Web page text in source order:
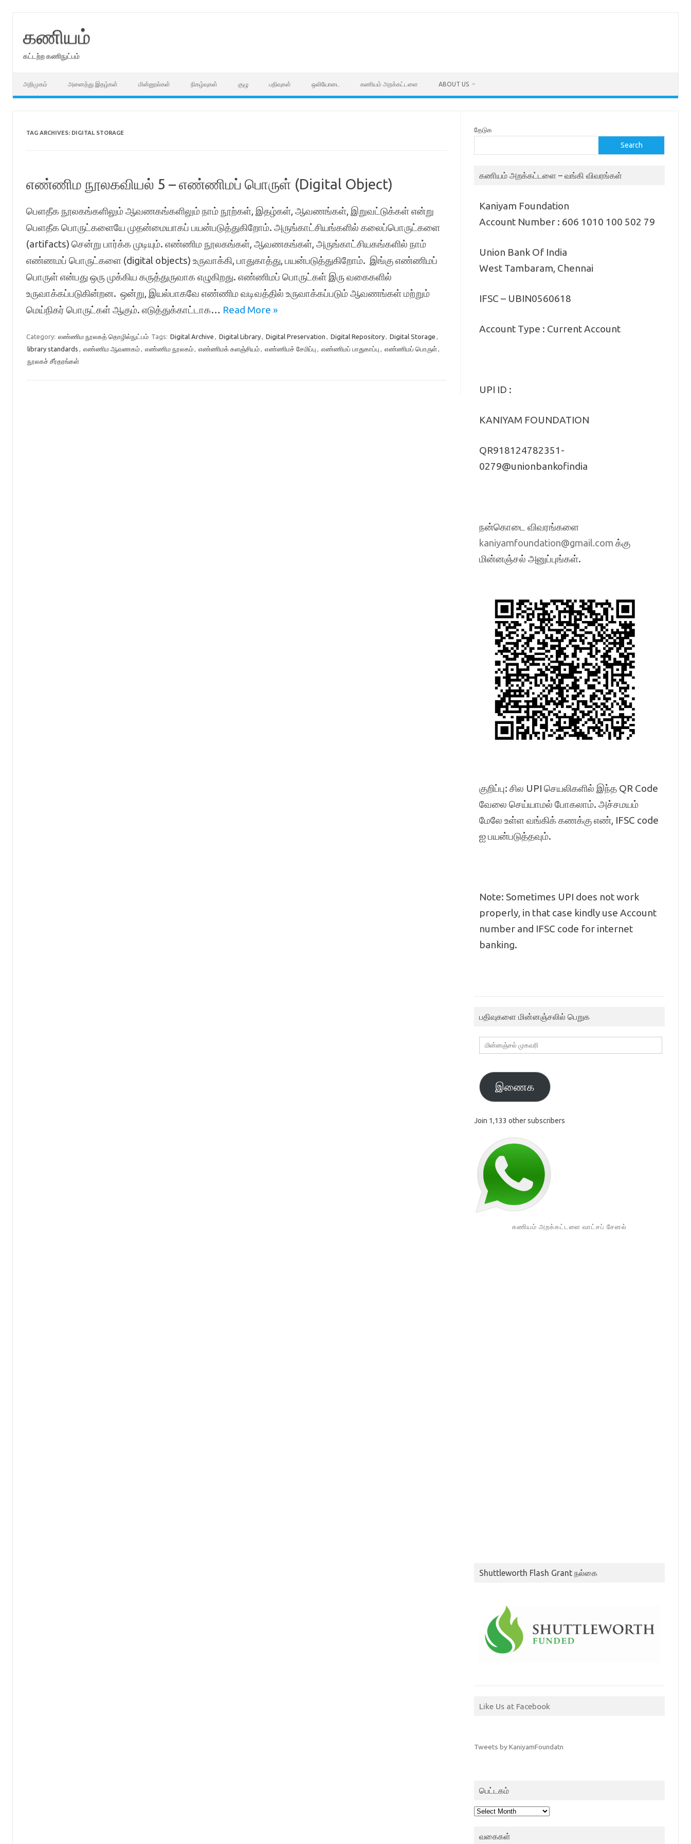
கணியம்
கட்டற்ற கணிநுட்பம்
அறிமுகம் அனைத்து இதழ்கள் மின்னூல்கள் நிகழ்வுகள் குழு பதிவுகள் ஒலியோடை கணியம் அறக்கட்டளை ABOUT US
TAG ARCHIVES: DIGITAL STORAGE
எண்ணிம நூலகவியல் 5 – எண்ணிமப் பொருள் (Digital Object)
பெளதீக நூலகங்களிலும் ஆவணகங்களிலும் நாம் நூற்கள், இதழ்கள், ஆவணங்கள், இறுவட்டுக்கள் என்று
பெளதீக பொருட்களையே முதன்மையாகப் பயன்படுத்துகிறோம். அருங்காட்சியங்களில் கலைப்பொருட்களை
(artifacts) சென்று பார்க்க முடியும். எண்ணிம நூலகங்கள், ஆவணகங்கள், அருங்காட்சியகங்களில் நாம்
எண்ணமப் பொருட்களை (digital objects) உருவாக்கி, பாதுகாத்து, பயன்படுத்துகிறோம். இங்கு எண்ணிமப்
பொருள் என்பது ஒரு முக்கிய கருத்துருவாக எழுகிறது. எண்ணிமப் பொருட்கள் இரு வகைகளில்
உருவாக்கப்படுகின்றன. ஒன்று, இயல்பாகவே எண்ணிம வடிவத்தில் உருவாக்கப்படும் ஆவணங்கள் மற்றும்
மெய்நிகர் பொருட்கள் ஆகும். எடுத்துக்காட்டாக… Read More »
Category: எண்ணிம நூலகத் தொழில்நுட்பம் Tags: Digital Archive , Digital Library, Digital Preservation , Digital Repository, Digital Storage ,
library standards , எண்ணிம ஆவணகம், எண்ணிம நூலகம், எண்ணிமக் களஞ்சியம், எண்ணிமச் சேமிப்பு , எண்ணிமப் பாதுகாப்பு , எண்ணிமப் பொருள்,
நூலகச் சீர்தரங்கள்
தேடுக
Search
கணியம் அறக்கட்டளை – வங்கி விவரங்கள்
Kaniyam Foundation
Account Number : 606 1010 100 502 79
Union Bank Of India
West Tambaram, Chennai
IFSC – UBIN0560618
Account Type : Current Account
UPI ID :
KANIYAM FOUNDATION
QR918124782351-
0279@unionbankofindia
நன்கொடை விவரங்களை
kaniyamfoundation@gmail.com க்கு
மின்னஞ்சல் அனுப்புங்கள்.
குறிப்பு: சில UPI செயலிகளில் இந்த QR Code
வேலை செய்யாமல் போகலாம். அச்சமயம்
மேலே உள்ள வங்கிக் கணக்கு எண், IFSC code
ஐ பயன்படுத்தவும்.
Note: Sometimes UPI does not work
properly, in that case kindly use Account
number and IFSC code for internet
banking.
பதிவுகளை மின்னஞ்சலில் பெறுக
மின்னஞ்சல்
முகவரி
இணைக
Join 1,133 other subscribers
கணியம் அறக்கட்டளை வாட்சப் சேனல்
Shuttleworth Flash Grant நல்கை
Like Us at Facebook
Tweets by KaniyamFoundatn
பெட்டகம்
பெட்டகம்
வகைகள்